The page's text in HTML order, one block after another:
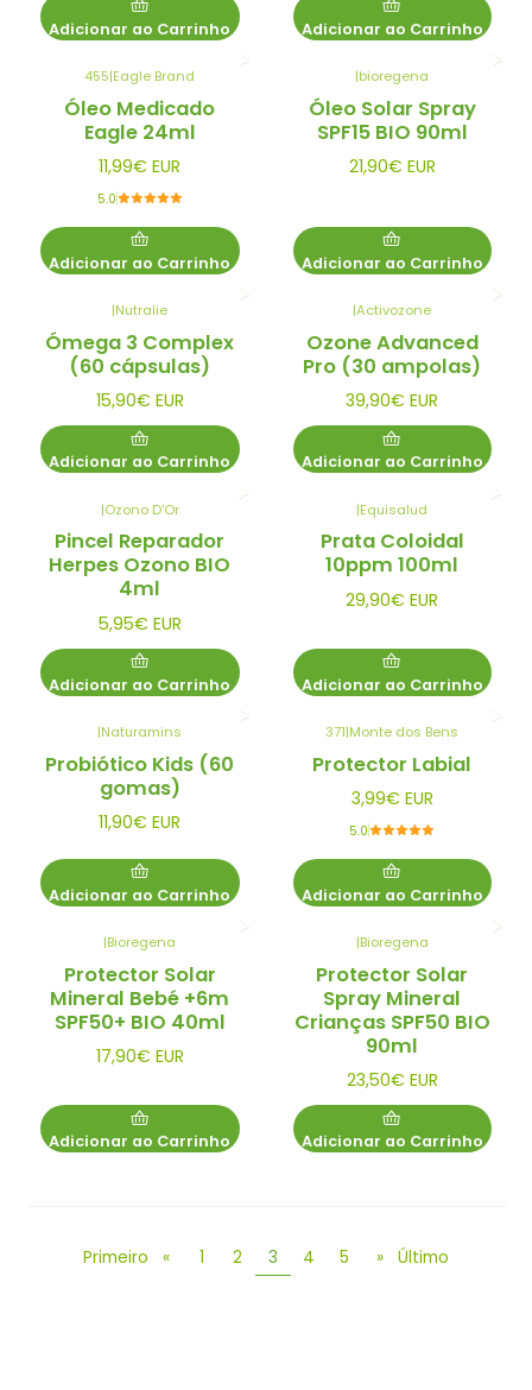
Adicionar ao Carrinho Adicionar ao Carrinho
455|Eagle Brand
Óleo Medicado
Eagle 24ml
11,99€ EUR
5.0
Adicionar ao Carrinho
|bioregena
Óleo Solar Spray
SPF15 BIO 90ml
21,90€ EUR
Adicionar ao Carrinho
|Nutralie
Ómega 3 Complex
(60 cápsulas)
15,90€ EUR
Adicionar ao Carrinho
|Activozone
Ozone Advanced
Pro (30 ampolas)
39,90€ EUR
Adicionar ao Carrinho
|Ozono D'Or
Pincel Reparador
Herpes Ozono BIO
4ml
5,95€ EUR
Adicionar ao Carrinho
|Equisalud
Prata Coloidal
10ppm 100ml
29,90€ EUR
Adicionar ao Carrinho
|Naturamins
Probiótico Kids (60
gomas)
11,90€ EUR
Adicionar ao Carrinho
371|Monte dos Bens
Protector Labial
3,99€ EUR
5.0
Adicionar ao Carrinho
|Bioregena
Protector Solar
Mineral Bebé +6m
SPF50+ BIO 40ml
17,90€ EUR
Adicionar ao Carrinho
|Bioregena
Protector Solar
Spray Mineral
Crianças SPF50 BIO
90ml
23,50€ EUR
Adicionar ao Carrinho
Primeiro « 1 2 3 4 5 » Último